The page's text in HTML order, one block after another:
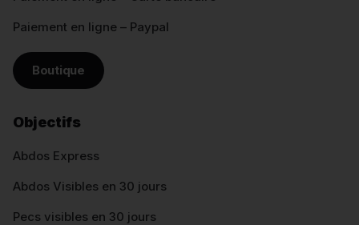
Paiement en ligne – Paypal
Boutique
Objectifs
Abdos Express
Abdos Visibles en 30 jours
Pecs visibles en 30 jours